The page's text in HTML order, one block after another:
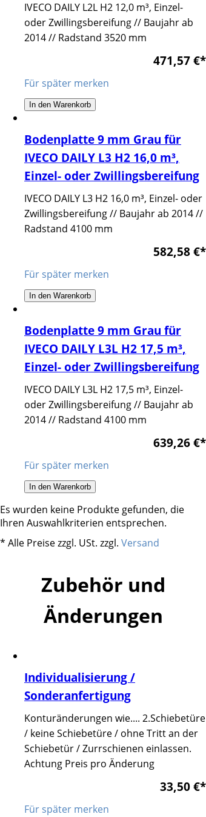
IVECO DAILY L2L H2 12,0 m³, Einzel-
oder Zwillingsbereifung // Baujahr ab
2014 // Radstand 3520 mm
471,57 €*
Für später merken
In den Warenkorb
Bodenplatte 9 mm Grau für
IVECO DAILY L3 H2 16,0 m³,
Einzel- oder Zwillingsbereifung
IVECO DAILY L3 H2 16,0 m³, Einzel- oder
Zwillingsbereifung // Baujahr ab 2014 //
Radstand 4100 mm
582,58 €*
Für später merken
In den Warenkorb
Bodenplatte 9 mm Grau für
IVECO DAILY L3L H2 17,5 m³,
Einzel- oder Zwillingsbereifung
IVECO DAILY L3L H2 17,5 m³, Einzel-
oder Zwillingsbereifung // Baujahr ab
2014 // Radstand 4100 mm
639,26 €*
Für später merken
In den Warenkorb
Es wurden keine Produkte gefunden, die
Ihren Auswahlkriterien entsprechen.
* Alle Preise zzgl. USt. zzgl. Versand
Zubehör und
Änderungen
Individualisierung /
Sonderanfertigung
Konturänderungen wie.... 2.Schiebetüre
/ keine Schiebetüre / ohne Tritt an der
Schiebetür / Zurrschienen einlassen.
Achtung Preis pro Änderung
33,50 €*
Für später merken